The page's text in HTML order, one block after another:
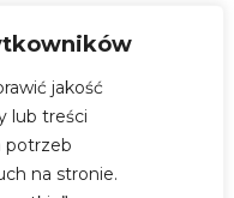
jakość
lub treści
potrzeb
na stronie.
Sonic
Jet 3000
Smart